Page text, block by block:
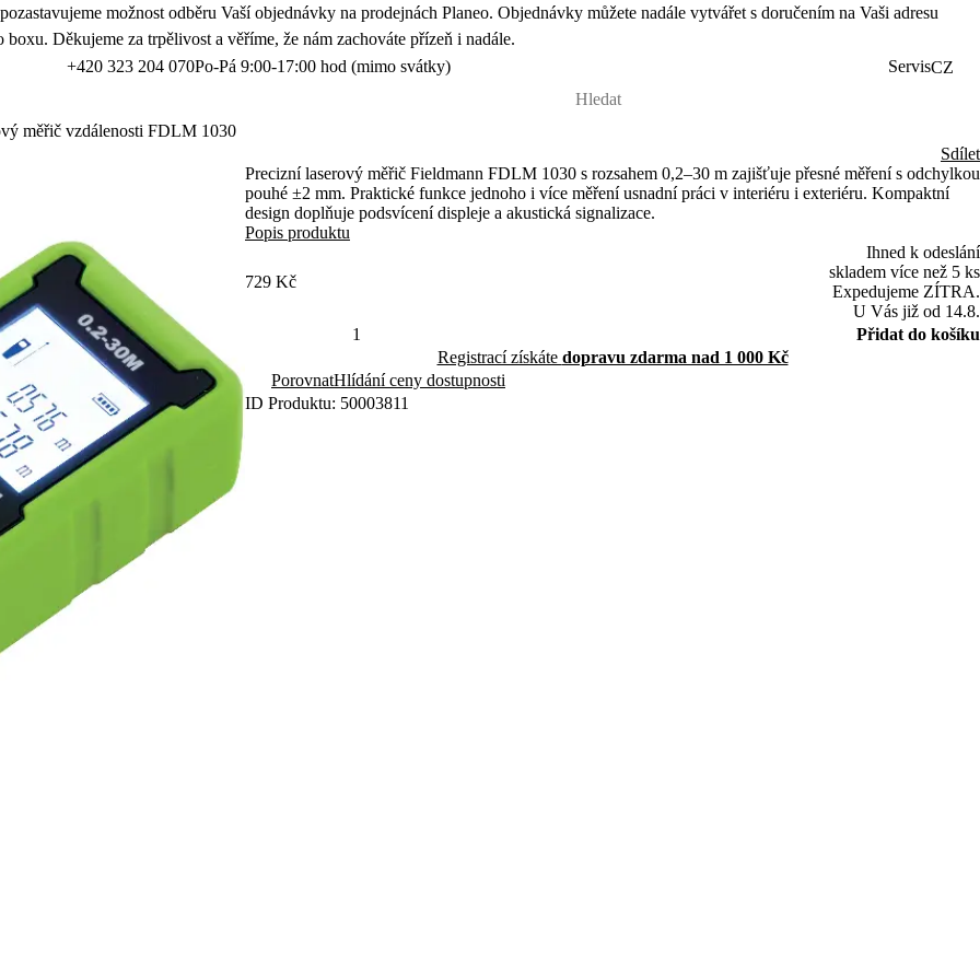
možnost odběru Vaší objednávky na prodejnách Planeo. Objednávky můžete nadále vytvářet s doručením na Vaši adresu
boxu. Děkujeme za trpělivost a věříme, že nám zachováte přízeň i nadále.
+420 323 204 070Po-Pá 9:00-17:00 hod (mimo svátky) ServisCZ
měřič vzdálenosti FDLM 1030
Sdílet
Precizní laserový měřič Fieldmann FDLM 1030 s rozsahem 0,2–30 m zajišťuje přesné měření s odchylkou
pouhé ±2 mm. Praktické funkce jednoho i více měření usnadní práci v interiéru i exteriéru. Kompaktní
design doplňuje podsvícení displeje a akustická signalizace.
Popis produktu
729 Kč
Ihned k odeslání
skladem více než 5 ks
Expedujeme ZÍTRA.
U Vás již od 14.8.
Přidat do košíku
Registrací získáte dopravu zdarma nad 1 000 Kč
PorovnatHlídání ceny dostupnosti
ID Produktu: 50003811